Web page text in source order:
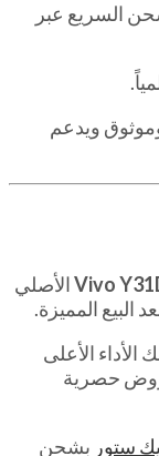
السريع عبر
ويدعم
Vivoالأصلي
البيع المميزة.
الأداء الأعلى
حصرية
ستور بشحن